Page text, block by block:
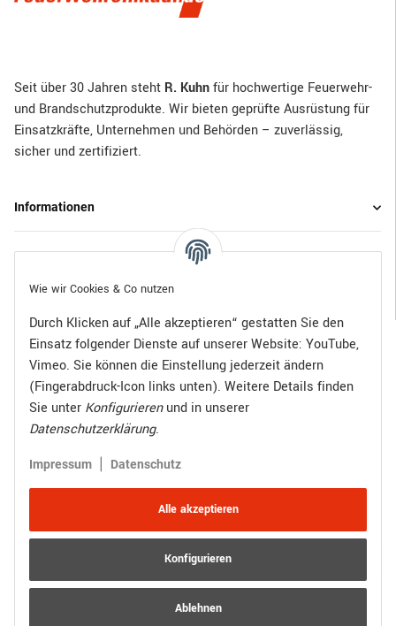
Alle akzeptieren
Konfigurieren
Ablehnen
Wie wir Cookies & Co nutzen
Durch Klicken auf „Alle akzeptieren“ gestatten Sie den
Einsatz folgender Dienste auf unserer Website: YouTube,
Vimeo. Sie können die Einstellung jederzeit ändern
(Fingerabdruck-Icon links unten). Weitere Details finden
Sie unter Konfigurierenund in unserer
Datenschutzerklärung.
Impressum Datenschutz
Seit über 30 Jahren steht R. Kuhnfür hochwertige Feuerwehr-
und Brandschutzprodukte. Wir bieten geprüfte Ausrüstung für
Einsatzkräfte, Unternehmen und Behörden – zuverlässig,
sicher und zertifiziert.
Informationen
Gesetzliche Informationen
Bezahlen Sie bequem per:
Zugestellt durch:
Vertrag widerrufen
* Alle Preise inkl. gesetzlicher USt., zzgl.Versand